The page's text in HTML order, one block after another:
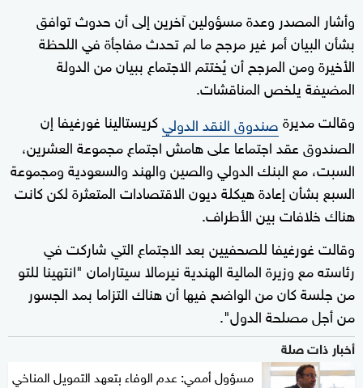
وأشار المصدر وعدة مسؤولين آخرين إلى أن حدوث توافق
بشأن البيان أمر غير مرجح ما لم تحدث مفاجأة في اللحظة
الأخيرة ومن المرجح أن يُختتم الاجتماع ببيان من الدولة
المضيفة يلخص المناقشات.
وقالت مديرةصندوق النقد الدوليكريستالينا غورغيفا إن
الصندوق عقد اجتماعا على هامش اجتماع مجموعة العشرين،
السبت، مع البنك الدولي والصين والهند والسعودية ومجموعة
السبع بشأن إعادة هيكلة ديون الاقتصادات المتعثرة لكن كانت
هناك خلافات بين الأطراف.
وقالت غورغيفا للصحفيين بعد الاجتماع التي شاركت في
رئاسته مع وزيرة المالية الهندية نيرمالا سيتارامان "انتهينا للتو
من جلسة كان من الواضح فيها أن هناك التزاما بمد الجسور
من أجل مصلحة الدول".
أخبار ذات صلة
مسؤول أممي: عدم الوفاء بتعهد التمويل المناخي